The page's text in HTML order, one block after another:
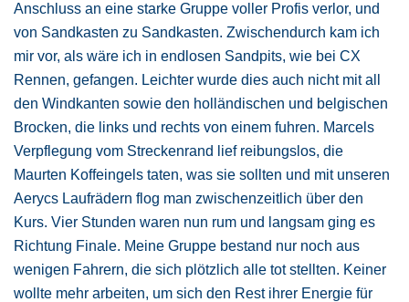
Anschluss an eine starke Gruppe voller Profis verlor, und
von Sandkasten zu Sandkasten. Zwischendurch kam ich
mir vor, als wäre ich in endlosen Sandpits, wie bei CX
Rennen, gefangen. Leichter wurde dies auch nicht mit all
den Windkanten sowie den holländischen und belgischen
Brocken, die links und rechts von einem fuhren. Marcels
Verpflegung vom Streckenrand lief reibungslos, die
Maurten Koffeingels taten, was sie sollten und mit unseren
Aerycs Laufrädern flog man zwischenzeitlich über den
Kurs. Vier Stunden waren nun rum und langsam ging es
Richtung Finale. Meine Gruppe bestand nur noch aus
wenigen Fahrern, die sich plötzlich alle tot stellten. Keiner
wollte mehr arbeiten, um sich den Rest ihrer Energie für